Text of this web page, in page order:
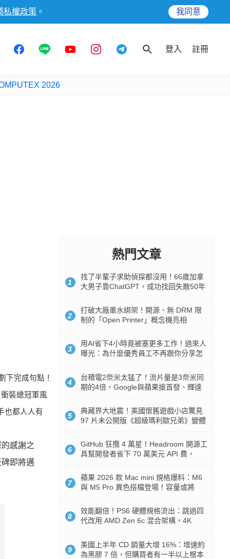
私權政策 。 我同意
登入 註冊
2026
下完成句點！
裝總冠軍風
也都人人有
感謝之
即將邁
熱門文章
1
找了半輩子求助偵探都沒用！66歲加拿
大男子靠ChatGPT，成功找回失散50年
2
打破大廠墨水綁架！開源、無 DRM 限
制的「Open Printer」概念機亮相
3
用AI省下4小時竟被塞更多工作！過來人
曝光：為什麼優秀員工不再跟你分享怎
4
台積電2奈米太猛了！流片量是3奈米同
期的4倍，Google與蘋果搶首發、輝達
5
典藏界大地震！美國懷舊遊戲小店驚見
97 片未公開版《超級瑪利歐兄弟》變體
6
GitHub 狂攬 4 萬星！Headroom 開源工
具幫開發者省下 70 萬美元 API 費，
7
蘋果 2026 款 Mac mini 規格爆料：M6
與 M5 Pro 異色搭檔登場！容量或將
8
效能翻倍！PS6 硬體規格流出：跳過四
代改用 AMD Zen 6c 混合架構，4K
9
美國上半年 CD 銷量大增 16%：增速約
為黑膠 7 倍，但購買者有一半以上根本